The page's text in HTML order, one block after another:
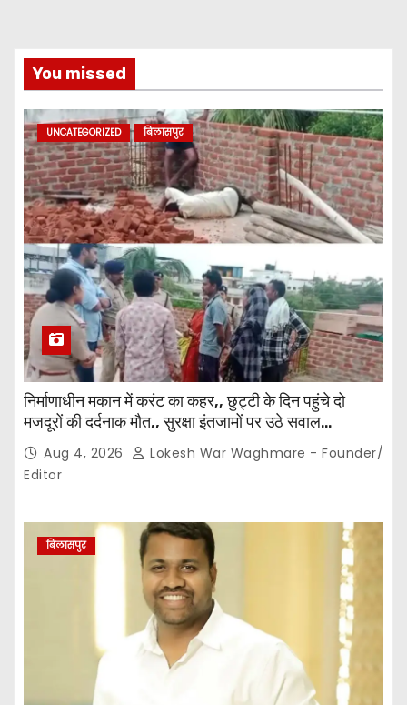
You missed
UNCATEGORIZED बिलासपुर
निर्माणाधीन मकान में करंट का कहर,, छुट्टी के दिन पहुंचे दो
मजदूरों की दर्दनाक मौत,, सुरक्षा इंतजामों पर उठे सवाल…
Aug 4, 2026
Lokesh War Waghmare - Founder/
Editor
बिलासपुर